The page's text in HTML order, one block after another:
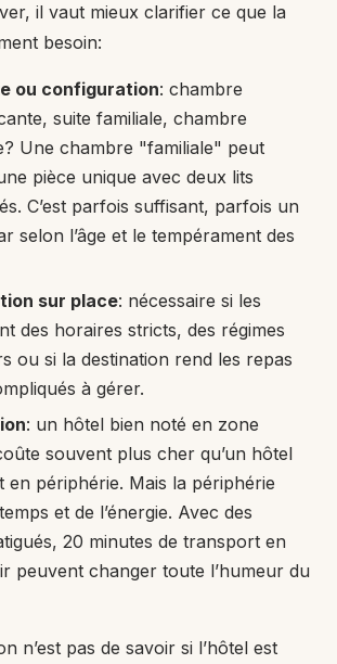
il vaut mieux clarifier ce que la
besoin:
ou configuration: chambre
suite familiale, chambre
Une chambre "familiale" peut
pièce unique avec deux lits
C’est parfois suffisant, parfois un
selon l’âge et le tempérament des
sur place: nécessaire si les
des horaires stricts, des régimes
ou si la destination rend les repas
à gérer.
: un hôtel bien noté en zone
souvent plus cher qu’un hôtel
en périphérie. Mais la périphérie
et de l’énergie. Avec des
20 minutes de transport en
peuvent changer toute l’humeur du
n’est pas de savoir si l’hôtel est